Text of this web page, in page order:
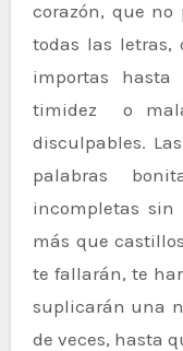
corazón, que
todas las letras,
importas hasta
timidez o
disculpables.
palabras
incompletas sin
más que
te fallarán, te
suplicarán una
de veces, hasta